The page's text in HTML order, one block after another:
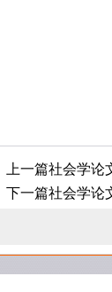
上一篇社会学论
下一篇社会学论